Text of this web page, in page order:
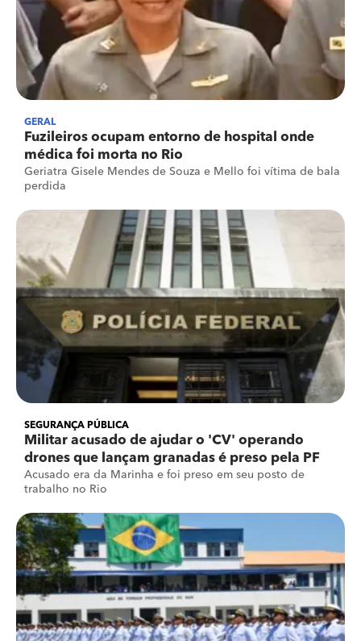
GERAL
Fuzileiros ocupam entorno de hospital onde
médica foi morta no Rio
Geriatra Gisele Mendes de Souza e Mello foi vítima de bala
perdida
SEGURANÇA PÚBLICA
Militar acusado de ajudar o 'CV' operando
drones que lançam granadas é preso pela PF
Acusado era da Marinha e foi preso em seu posto de
trabalho no Rio